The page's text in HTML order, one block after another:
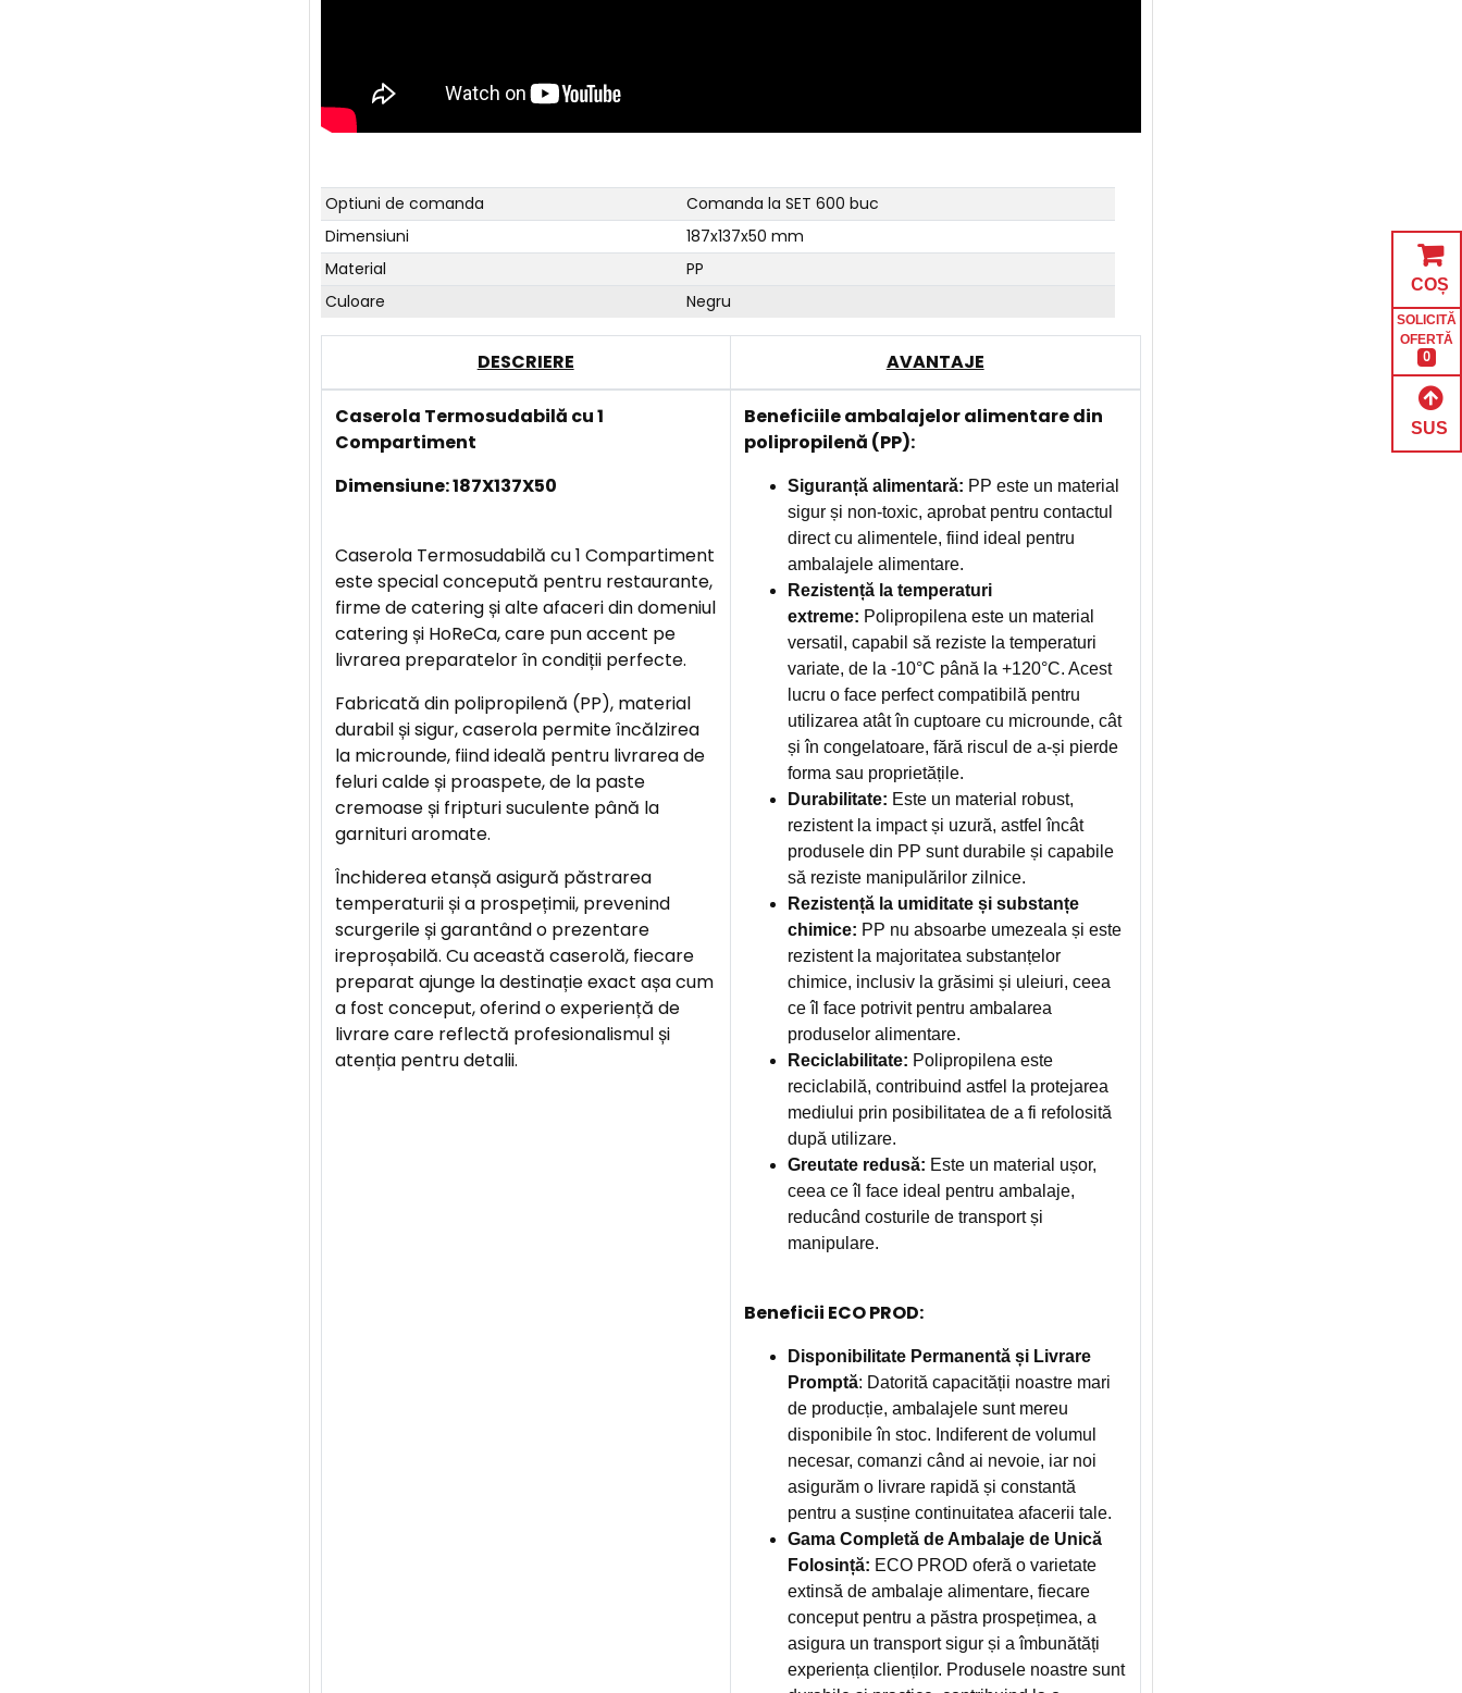
Optiuni de comanda
Comanda la SET 600 buc
Dimensiuni
187x137x50 mm
Material
PP
Culoare
Negru
DESCRIERE AVANTAJE
Caserola Termosudabilă cu 1
Compartiment
Dimensiune: 187X137X50
Caserola Termosudabilă cu 1 Compartiment
este special concepută pentru restaurante,
firme de catering și alte afaceri din domeniul
catering și HoReCa, care pun accent pe
livrarea preparatelor în condiții perfecte.
Fabricată din polipropilenă (PP), material
durabil și sigur, caserola permite încălzirea
la microunde, fiind ideală pentru livrarea de
feluri calde și proaspete, de la paste
cremoase și fripturi suculente până la
garnituri aromate.
Închiderea etanșă asigură păstrarea
temperaturii și a prospețimii, prevenind
scurgerile și garantând o prezentare
ireproșabilă. Cu această caserolă, fiecare
preparat ajunge la destinație exact așa cum
a fost conceput, oferind o experiență de
livrare care reflectă profesionalismul și
atenția pentru detalii.
Beneficiile ambalajelor alimentare din
polipropilenă (PP):
Siguranță alimentară: PP este un material
sigur și non-toxic, aprobat pentru contactul
direct cu alimentele, fiind ideal pentru
ambalajele alimentare.
Rezistență la temperaturi
extreme: Polipropilena este un material
versatil, capabil să reziste la temperaturi
variate, de la -10°C până la +120°C. Acest
lucru o face perfect compatibilă pentru
utilizarea atât în cuptoare cu microunde, cât
și în congelatoare, fără riscul de a-și pierde
forma sau proprietățile.
Durabilitate: Este un material robust,
rezistent la impact și uzură, astfel încât
produsele din PP sunt durabile și capabile
să reziste manipulărilor zilnice.
Rezistență la umiditate și substanțe
chimice: PP nu absoarbe umezeala și este
rezistent la majoritatea substanțelor
chimice, inclusiv la grăsimi și uleiuri, ceea
ce îl face potrivit pentru ambalarea
produselor alimentare.
Reciclabilitate: Polipropilena este
reciclabilă, contribuind astfel la protejarea
mediului prin posibilitatea de a fi refolosită
după utilizare.
Greutate redusă: Este un material ușor,
ceea ce îl face ideal pentru ambalaje,
reducând costurile de transport și
manipulare.
Beneficii ECO PROD:
Disponibilitate Permanentă și Livrare
Promptă: Datorită capacității noastre mari
de producție, ambalajele sunt mereu
disponibile în stoc. Indiferent de volumul
necesar, comanzi când ai nevoie, iar noi
asigurăm o livrare rapidă și constantă
pentru a susține continuitatea afacerii tale.
Gama Completă de Ambalaje de Unică
Folosință: ECO PROD oferă o varietate
extinsă de ambalaje alimentare, fiecare
conceput pentru a păstra prospețimea, a
asigura un transport sigur și a îmbunătăți
experiența clienților. Produsele noastre sunt
COȘ
SOLICITĂ
OFERTĂ
0
SUS